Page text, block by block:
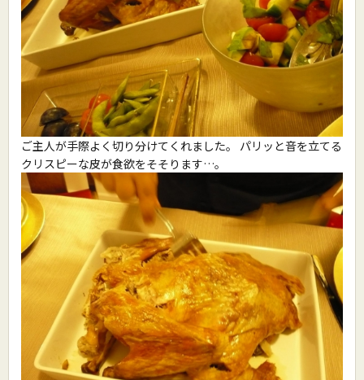
ご主人が手際よく切り分けてくれました。 パリッと音を立てる
クリスピーな皮が食欲をそそります…。